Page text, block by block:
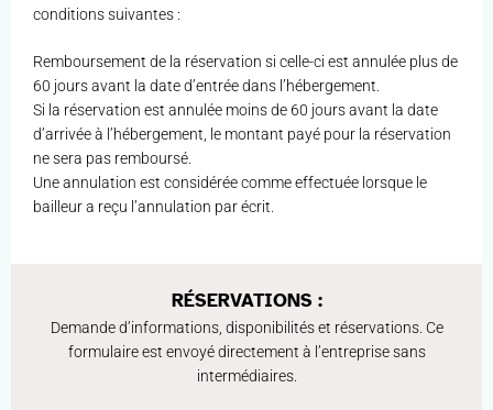
RÉSERVATIONS :
Demande d’informations, disponibilités et réservations. Ce
formulaire est envoyé directement à l’entreprise sans
intermédiaires.
conditions suivantes :
Remboursement de la réservation si celle-ci est annulée plus de
60 jours avant la date d’entrée dans l’hébergement.
Si la réservation est annulée moins de 60 jours avant la date
d’arrivée à l’hébergement, le montant payé pour la réservation
ne sera pas remboursé.
Une annulation est considérée comme effectuée lorsque le
bailleur a reçu l’annulation par écrit.